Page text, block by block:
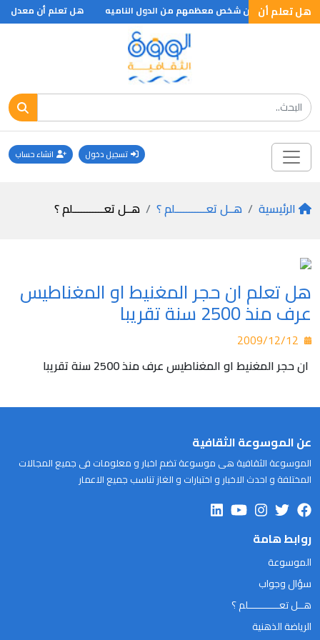
هل تعلم أن
يبلغ الفي مليون شخص معظمهم من الدول الناميه هل تعلم أن معدل وزن
تسجيل دخول انشاء حساب
الرئيسية هــل تعـــــــــــلم ؟ هــل تعـــــــــــلم ؟
هل تعلم ان حجر المغنيط او المغناطيس
عرف منذ 2500 سنة تقريبا
ان حجر المغنيط او المغناطيس عرف منذ 2500 سنة تقريبا
عن الموسوعة الثقافية
الموسوعة الثقافية هى موسوعة تضم اخبار و معلومات فى جميع المجالات
المختلفة و احدث الاخبار و اختبارات و الغاز تناسب جميع الاعمار
روابط هامة
الموسوعة
سؤال وجواب
هــل تعـــــــــــلم ؟
الرياضة الذهنية